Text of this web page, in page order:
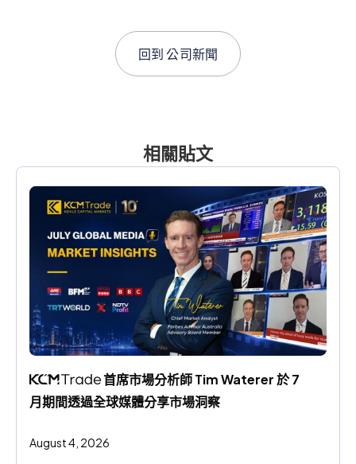
回到公司新聞
相關貼文
首席市場分析師 Tim Waterer 於 7
月期間透過全球媒體分享市場洞察
August 4, 2026